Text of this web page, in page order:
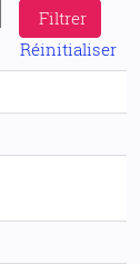
Réinitialiser